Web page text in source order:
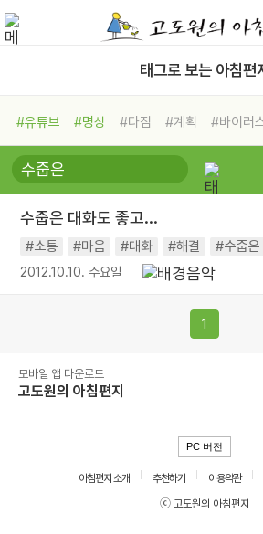
태그로 보는 아침편
#유튜브 #명상 #다짐 #계획 #바이러
#비전캠프
#독서캠프 #삶
#희망
#나눔 #친구 #링컨학교
#독서
#건강 #면역력
수줍은 대화도 좋고...
#소통 #마음 #대화 #해결 #수줍은
2012.10.10. 수요일
1
모바일 앱 다운로드
고도원의 아침편지
PC 버전
아침편지 소개 추천하기 이용약관
ⓒ 고도원의 아침편지